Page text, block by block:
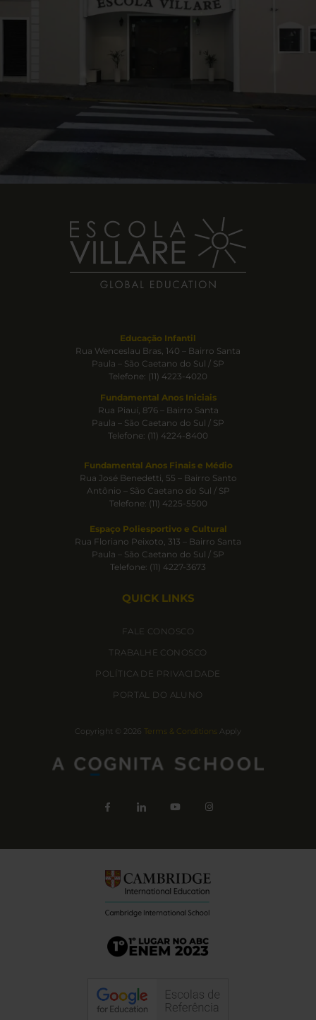
Educação Infantil
Rua Wenceslau Bras, 140 – Bairro Santa
Paula – São Caetano do Sul / SP
Telefone: (11) 4223-4020
Fundamental Anos Iniciais
Rua Piauí, 876 – Bairro Santa
Paula – São Caetano do Sul / SP
Telefone: (11) 4224-8400
Fundamental Anos Finais e Médio
Rua José Benedetti, 55 – Bairro Santo
Antônio – São Caetano do Sul / SP
Telefone: (11) 4225-5500
Espaço Poliesportivo e Cultural
Rua Floriano Peixoto, 313 – Bairro Santa
Paula – São Caetano do Sul / SP
Telefone: (11) 4227-3673
QUICK LINKS
FALE CONOSCO
TRABALHE CONOSCO
POLÍTICA DE PRIVACIDADE
PORTAL DO ALUNO
Copyright © 2026 Terms & Conditions Apply